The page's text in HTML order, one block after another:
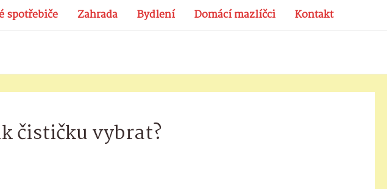
spotřebiče Zahrada Bydlení Domácí mazlíčci Kontakt
čističku vybrat?